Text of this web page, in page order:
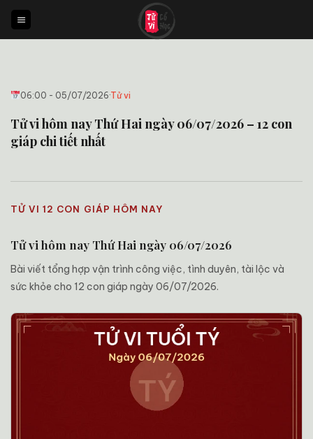
qua
nội
06:00 - 05/07/2026·Tử vi
Tử vi hôm nay Thứ Hai ngày 06/07/2026 – 12 con
giáp chi tiết nhất
TỬ VI 12 CON GIÁP HÔM NAY
Tử vi hôm nay Thứ Hai ngày 06/07/2026
Bài viết tổng hợp vận trình công việc, tình duyên, tài lộc và
sức khỏe cho 12 con giáp ngày 06/07/2026.